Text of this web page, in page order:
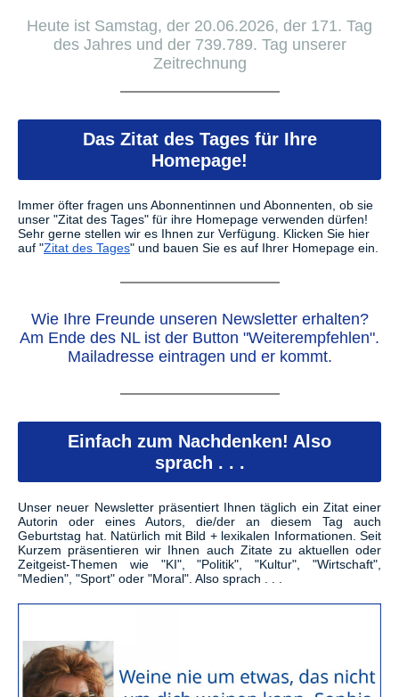
Heute ist Samstag, der 20.06.2026, der 171. Tag
des Jahres und der 739.789. Tag unserer
Zeitrechnung
Das Zitat des Tages für Ihre
Homepage!
Immer öfter fragen uns Abonnentinnen und Abonnenten, ob sie
unser "Zitat des Tages" für ihre Homepage verwenden dürfen!
Sehr gerne stellen wir es Ihnen zur Verfügung. Klicken Sie hier
auf "Zitat des Tages" und bauen Sie es auf Ihrer Homepage ein.
Wie Ihre Freunde unseren Newsletter erhalten?
Am Ende des NL ist der Button "Weiterempfehlen".
Mailadresse eintragen und er kommt.
Einfach zum Nachdenken! Also
sprach . . .
Unser neuer Newsletter präsentiert Ihnen täglich ein Zitat einer
Autorin oder eines Autors, die/der an diesem Tag auch
Geburtstag hat. Natürlich mit Bild + lexikalen Informationen. Seit
Kurzem präsentieren wir Ihnen auch Zitate zu aktuellen oder
Zeitgeist-Themen wie "KI", "Politik", "Kultur", "Wirtschaft",
"Medien", "Sport" oder "Moral". Also sprach . . .